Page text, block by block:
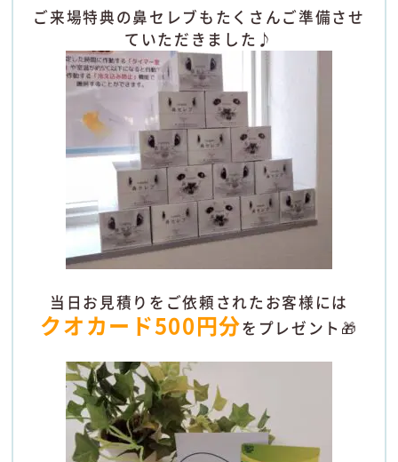
ご来場特典の鼻セレブもたくさんご準備させ
ていただきました♪
当日お見積りをご依頼されたお客様には
クオカード500円分をプレゼント🎁